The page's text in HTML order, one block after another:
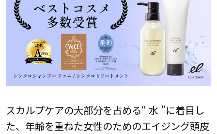
スカルプケアの大部分を占める“ 水 ”に着目し
た、年齢を重ねた女性のためのエイジング頭皮